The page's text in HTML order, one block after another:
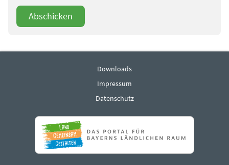
Abschicken
Downloads
Impressum
Datenschutz